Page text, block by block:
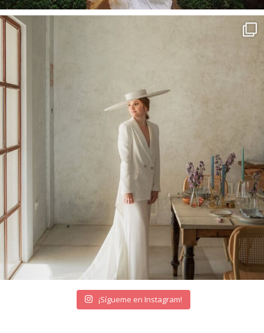
¡Sígueme en Instagram!